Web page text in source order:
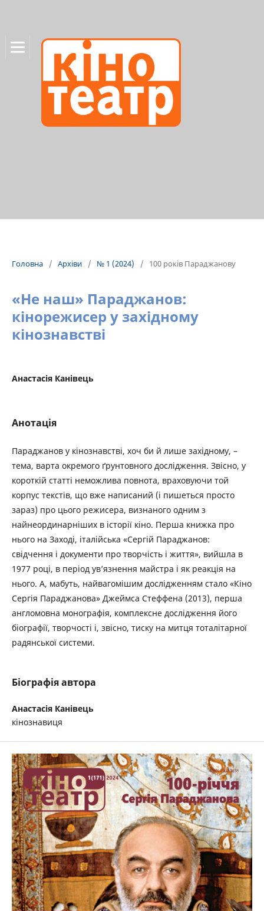
Головна / Архіви / № 1 (2024) / 100 років Параджанову
«Не наш» Параджанов:
кінорежисер у західному
кінознавстві
Анастасія Канівець
Анотація
Параджанов у кінознавстві, хоч би й лише західному, –
тема, варта окремого ґрунтовного дослідження. Звісно, у
короткій статті неможлива повнота, враховуючи той
корпус текстів, що вже написаний (і пишеться просто
зараз) про цього режисера, визнаного одним з
найнеординарніших в історії кіно. Перша книжка про
нього на Заході, італійська «Сергій Параджанов:
свідчення і документи про творчість і життя», вийшла в
1977 році, в період ув’язнення майстра і як реакція на
нього. А, мабуть, найвагомішим дослідженням стало «Кіно
Сергія Параджанова» Джеймса Стеффена (2013), перша
англомовна монографія, комплексне дослідження його
біографії, творчості і, звісно, тиску на митця тоталітарної
радянської системи.
Біографія автора
Анастасія Канівець
кінознавиця